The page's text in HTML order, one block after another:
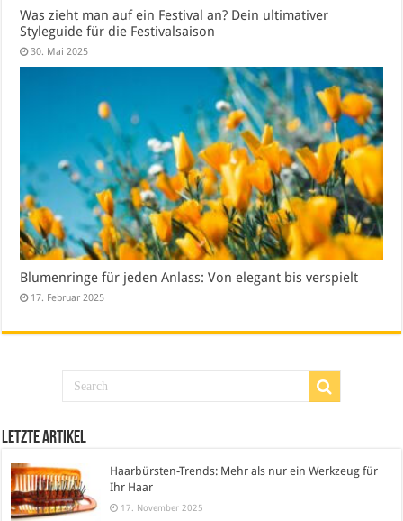
Was zieht man auf ein Festival an? Dein ultimativer
Styleguide für die Festivalsaison
30. Mai 2025
Blumenringe für jeden Anlass: Von elegant bis verspielt
17. Februar 2025
Letzte Artikel
Haarbürsten-Trends: Mehr als nur ein Werkzeug für
Ihr Haar
17. November 2025